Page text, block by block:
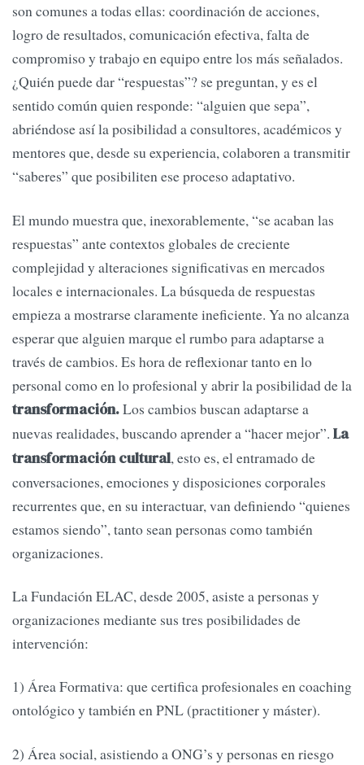
son comunes a todas ellas: coordinación de acciones,
logro de resultados, comunicación efectiva, falta de
compromiso y trabajo en equipo entre los más señalados.
¿Quién puede dar “respuestas”? se preguntan, y es el
sentido común quien responde: “alguien que sepa”,
abriéndose así la posibilidad a consultores, académicos y
mentores que, desde su experiencia, colaboren a transmitir
“saberes” que posibiliten ese proceso adaptativo.
El mundo muestra que, inexorablemente, “se acaban las
respuestas” ante contextos globales de creciente
complejidad y alteraciones significativas en mercados
locales e internacionales. La búsqueda de respuestas
empieza a mostrarse claramente ineficiente. Ya no alcanza
esperar que alguien marque el rumbo para adaptarse a
través de cambios. Es hora de reflexionar tanto en lo
personal como en lo profesional y abrir la posibilidad de la
transformación.Los cambios buscan adaptarse a
nuevas realidades, buscando aprender a “hacer mejor”. La
transformación cultural, esto es, el entramado de
conversaciones, emociones y disposiciones corporales
recurrentes que, en su interactuar, van definiendo “quienes
estamos siendo”, tanto sean personas como también
organizaciones.
La Fundación ELAC, desde 2005, asiste a personas y
organizaciones mediante sus tres posibilidades de
intervención:
1) Área Formativa: que certifica profesionales en coaching
ontológico y también en PNL (practitioner y máster).
2) Área social, asistiendo a ONG’s y personas en riesgo